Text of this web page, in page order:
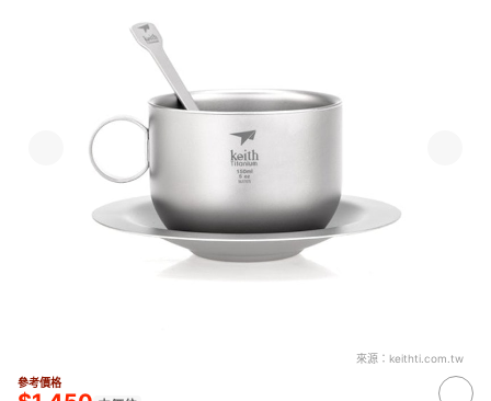
來源： keithti.com.tw
參考價格